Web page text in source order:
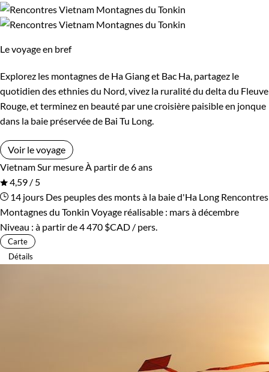
Le voyage en bref
Explorez les montagnes de Ha Giang et Bac Ha, partagez le
quotidien des ethnies du Nord, vivez la ruralité du delta du Fleuve
Rouge, et terminez en beauté par une croisière paisible en jonque
dans la baie préservée de Bai Tu Long.
Voir le voyage
Vietnam Sur mesure À partir de 6 ans
4,59 / 5
14 jours Des peuples des monts à la baie d'Ha Long Rencontres
Montagnes du Tonkin Voyage réalisable : mars à décembre
Niveau : à partir de4 470 $CAD / pers.
Carte
Détails